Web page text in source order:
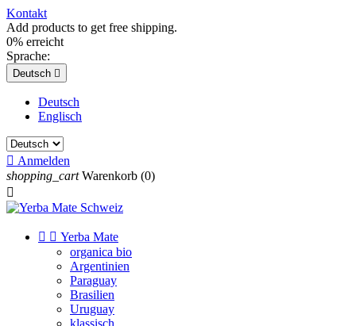
Kontakt
Add products to get free shipping.
0% erreicht
Sprache:
Deutsch 
Deutsch
Englisch
 Anmelden
shopping_cart Warenkorb (0)

  Yerba Mate
organica bio
Argentinien
Paraguay
Brasilien
Uruguay
klassisch